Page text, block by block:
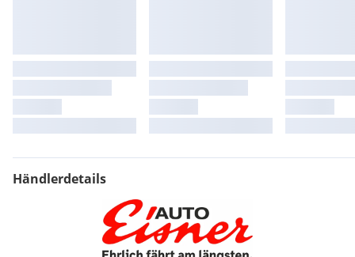
Händlerdetails